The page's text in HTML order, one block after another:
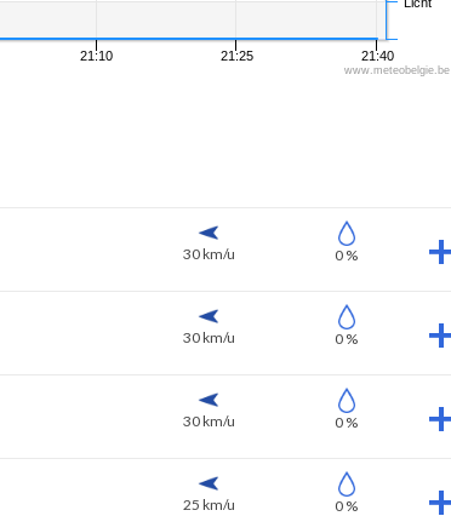
21:10 21:25 21:40
www.meteobelgie.be
30 km/u 0 %
30 km/u 0 %
30 km/u 0 %
25 km/u 0 %